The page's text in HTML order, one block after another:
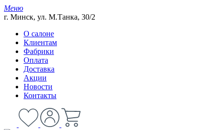
Меню
г. Минск, ул. М.Танка, 30/2
О салоне
Клиентам
Фабрики
Оплата
Доставка
Акции
Новости
Контакты